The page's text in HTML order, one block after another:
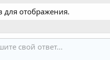
для отображения.